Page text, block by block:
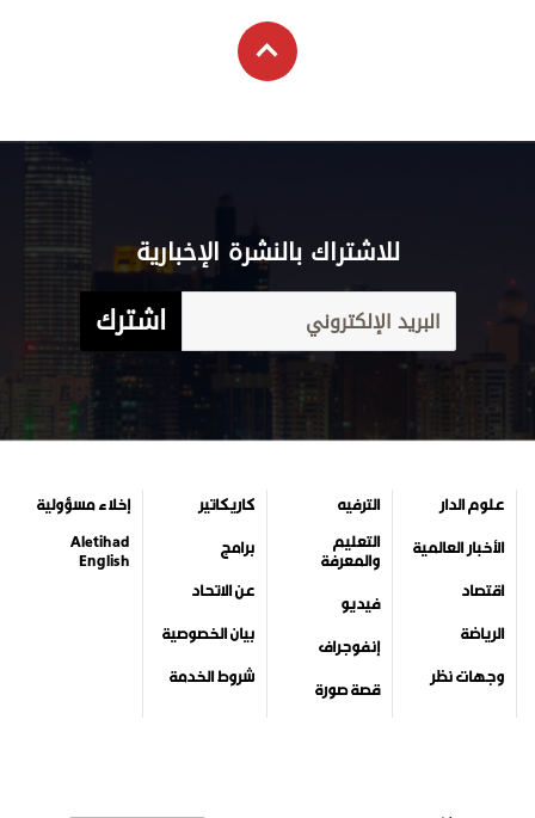
للاشتراك بالنشرة الإخبارية
اشترك
علوم الدار
الأخبار العالمية
اقتصاد
الرياضة
وجهات نظر
الترفيه
التعليم
والمعرفة
فيديو
إنفوجراف
قصة صورة
كاريكاتير
برامج
عن الاتحاد
بيان الخصوصية
شروط الخدمة
إخلاء مسؤولية
Aletihad
English